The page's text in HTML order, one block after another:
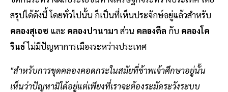
สรุปได้ดังนี้ โดยทั่วไปนั้น ก็เป็นที่เห็นประจักษ์อยู่แล้วสำหรับ
คลองสุเอซ และ คลองปานามา ส่วน คลองคีล กับ คลองโค
รินธ์ไม่มีปัญหาการเมืองระหว่างประเทศ
"สำหรับการขุดคลองคอดกระในสมัยที่ข้าพเจ้าศึกษาอยู่นั้น
เห็นว่าปัญหามิได้อยู่แต่เพียงที่เราจะต้องระมัดระวังระบบ